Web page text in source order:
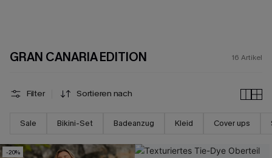
GRAN CANARIA EDITION 16 Artikel
Filter Sortieren nach
Sale Bikini-Set Badeanzug Kleid Cover ups
-20%